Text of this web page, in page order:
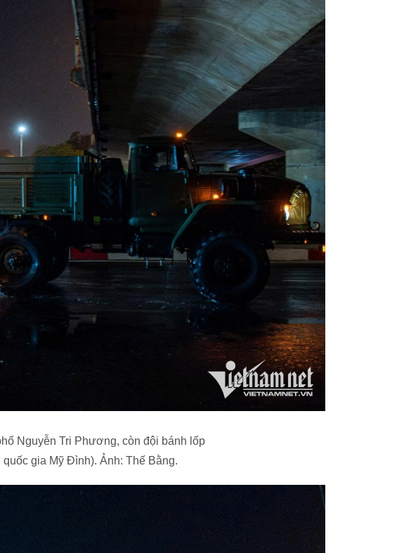
Nguyễn Tri Phương, còn đội bánh lốp
gia Mỹ Đình). Ảnh: Thế Bằng.